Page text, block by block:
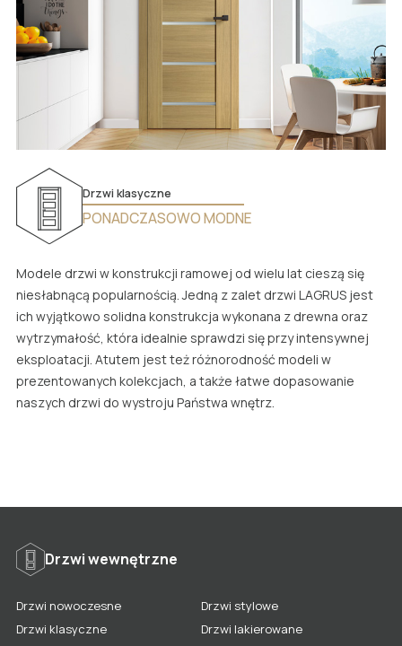
Drzwi klasyczne
PONADCZASOWO MODNE
Modele drzwi w konstrukcji ramowej od wielu lat cieszą się
niesłabnącą popularnością. Jedną z zalet drzwi LAGRUS jest
ich wyjątkowo solidna konstrukcja wykonana z drewna oraz
wytrzymałość, która idealnie sprawdzi się przy intensywnej
eksploatacji. Atutem jest też różnorodność modeli w
prezentowanych kolekcjach, a także łatwe dopasowanie
naszych drzwi do wystroju Państwa wnętrz.
Drzwi wewnętrzne
Drzwi nowoczesne
Drzwi stylowe
Drzwi klasyczne
Drzwi lakierowane